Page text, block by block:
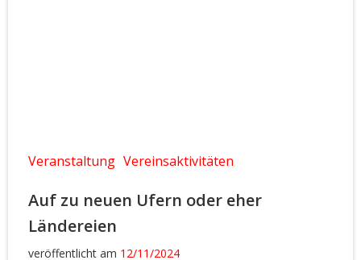
Veranstaltung Vereinsaktivitäten
Auf zu neuen Ufern oder eher
Ländereien
veröffentlicht am 12/11/2024